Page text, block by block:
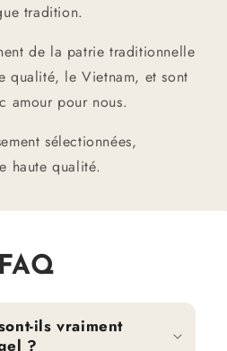
tradition.
de la patrie traditionnelle
qualité, le Vietnam, et sont
amour pour nous.
sélectionnées,
haute qualité.
FAQ
ils vraiment
?